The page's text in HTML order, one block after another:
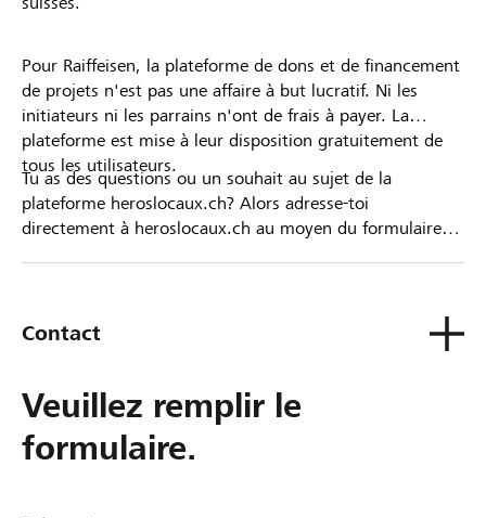
Pour Raiffeisen, la plateforme de dons et de financement
de projets n'est pas une affaire à but lucratif. Ni les
initiateurs ni les parrains n'ont de frais à payer. La
plateforme est mise à leur disposition gratuitement de
tous les utilisateurs.
Tu as des questions ou un souhait au sujet de la
plateforme heroslocaux.ch? Alors adresse-toi
directement à heroslocaux.ch au moyen du formulaire
Contact
Veuillez remplir le
formulaire.